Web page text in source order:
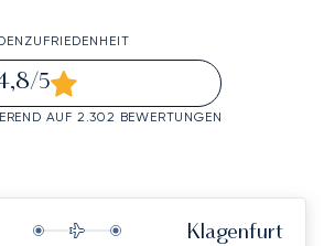
/5
AUF 2.302 BEWERTUNGEN
Klagenfurt